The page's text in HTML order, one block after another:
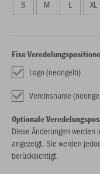
S M L XL
Fixe
Logo (neongelb)
Vereinsname
Optionale
Diese Änderungen
angezeigt. Sie werden
berücksichtigt.